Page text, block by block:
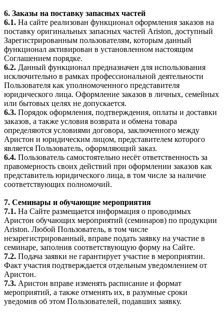
6. Заказы на поставку запасных частей
6.1. На сайте реализован функционал оформления заказов на
поставку оригинальных запасных частей Ariston, доступный
Зарегистрированным пользователям, которым данный
функционал активирован в установленном настоящим
Соглашением порядке.
6.2. Данный функционал предназначен для использования
исключительно в рамках профессиональной деятельности
Пользователя как уполномоченного представителя
юридического лица. Оформление заказов в личных, семейных
или бытовых целях не допускается.
6.3. Порядок оформления, подтверждения, оплаты и доставки
заказов, а также условия возврата и обмена товара
определяются условиями договора, заключенного между
Аристон и юридическим лицом, представителем которого
является Пользователь, оформляющий заказ.
6.4. Пользователь самостоятельно несёт ответственность за
правомерность своих действий при оформлении заказов как
представитель юридического лица, в том числе за наличие
соответствующих полномочий.
7. Семинары и обучающие мероприятия
7.1. На Сайте размещается информация о проводимых
Аристон обучающих мероприятий (семинаров) по продукции
Ariston. Любой Пользователь, в том числе
незарегистрированный, вправе подать заявку на участие в
семинаре, заполнив соответствующую форму на Сайте.
7.2. Подача заявки не гарантирует участие в мероприятии.
Факт участия подтверждается отдельным уведомлением от
Аристон.
7.3. Аристон вправе изменять расписание и формат
мероприятий, а также отменять их, в разумные сроки
уведомив об этом Пользователей, подавших заявку.